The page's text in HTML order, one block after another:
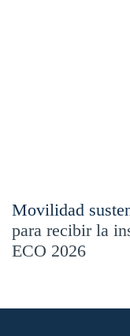
Movilidad
para recibir la
ECO 2026